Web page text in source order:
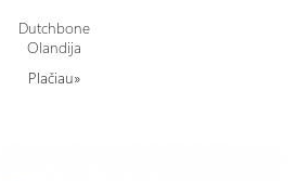
Dutchbone
Olandija
Plačiau»